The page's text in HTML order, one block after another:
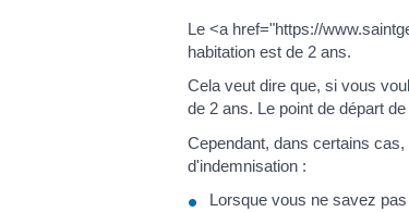
Le <a href="https://
habitation est de 2 ans.
Cela veut dire que, si vous
de 2 ans. Le point de départ
Cependant, dans certains
d'indemnisation :
Lorsque vous ne savez